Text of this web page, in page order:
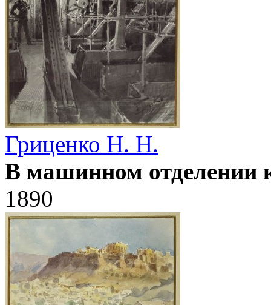
Гриценко Н. Н.
В машинном отделении
1890